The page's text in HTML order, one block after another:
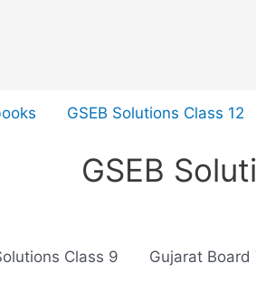
GSEB Solutions Class 12
GSEB
Class 9 Gujarat